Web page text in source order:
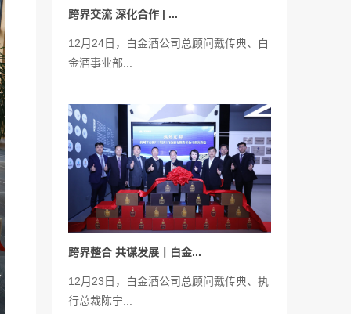
跨界交流 深化合作 | ...
12月24日，白金酒公司总顾问戴传典、白
金酒事业部...
跨界整合 共谋发展丨白金...
12月23日，白金酒公司总顾问戴传典、执
行总裁陈宁...